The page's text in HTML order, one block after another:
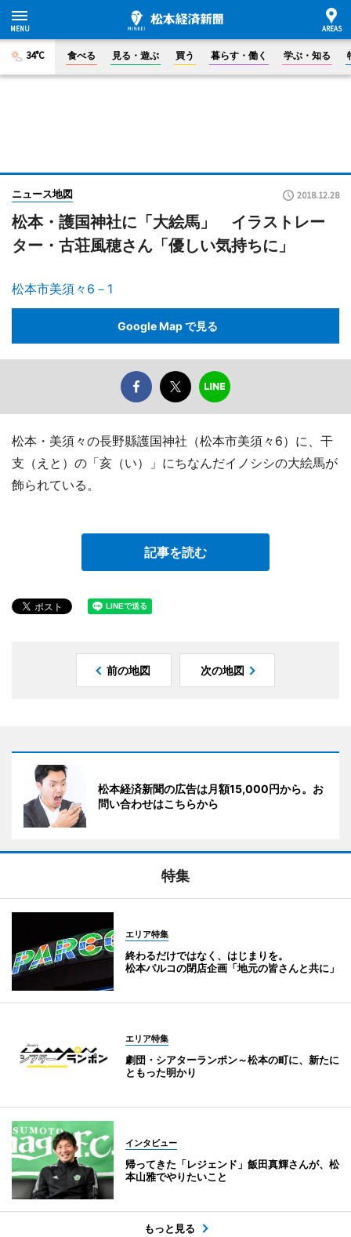
34°C 食べる 見る・遊ぶ 買う 暮らす・働く 学ぶ・知る
ニュース地図 2018.12.28
松本・護国神社に「大絵馬」 イラストレー
ター・古荘風穂さん「優しい気持ちに」
松本市美須々6－1
Google Map で見る
松本・美須々の長野縣護国神社（松本市美須々6）に、干
支（えと）の「亥（い）」にちなんだイノシシの大絵馬が
飾られている。
記事を読む
前の地図 次の地図
松本経済新聞の広告は月額15,000円から。お
問い合わせはこちらから
特集
エリア特集
終わるだけではなく、はじまりを。
松本パルコの閉店企画「地元の皆さんと共に」
エリア特集
劇団・シアターランポン～松本の町に、新たに
ともった明かり
インタビュー
帰ってきた「レジェンド」飯田真輝さんが、松
本山雅でやりたいこと
もっと見る